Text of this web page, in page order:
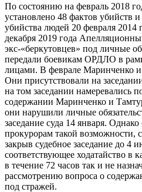
По состоянию на февраль 2018
установлено 48 фактов убийств
убийства людей 20 февраля 2014
декабря 2019 года
экс-«беркутовцев» под личные
передали боевикам ОРДЛО в
лицами. В феврале Маринченко
Они присутствовали на
на том заседании намеревались
содержании Маринченко и
они нарушили личные
заседание суда 14 января.
прокурорам такой возможности,
закрыв судебное заседание до 4
соответствующее ходатайство в
в течение 72 часов так и не
рассмотрению вопроса о
под стражей.